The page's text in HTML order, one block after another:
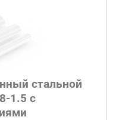
стальной
1.5 с